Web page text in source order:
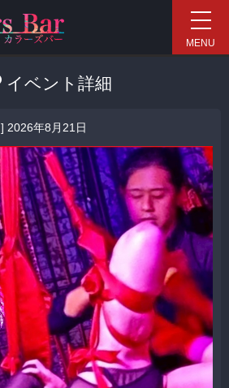
新宿ハプニングバーイベ
MENU
イベント詳細
] 2026年8月21日